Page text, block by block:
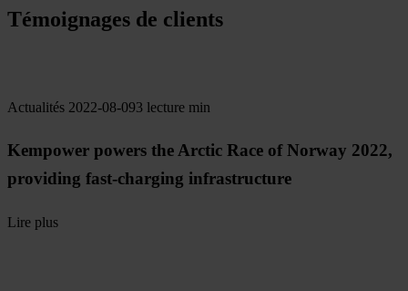
Témoignages de clients
Actualités 2022-08-093 lecture min
Kempower powers the Arctic Race of Norway 2022,
providing fast-charging infrastructure
Lire plus